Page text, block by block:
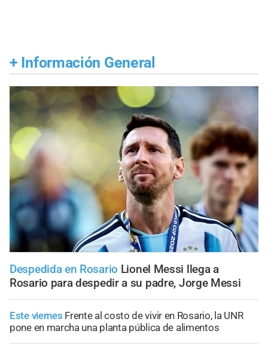
+ Información General
Despedida en Rosario Lionel Messi llega a
Rosario para despedir a su padre, Jorge Messi
Este viernes Frente al costo de vivir en Rosario, la UNR
pone en marcha una planta pública de alimentos